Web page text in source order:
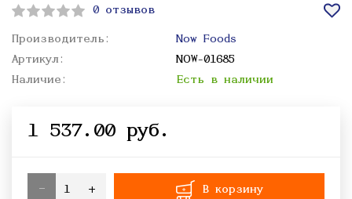
0 отзывов
Производитель:
Now Foods
Артикул:
NOW-01685
Наличие:
Есть в наличии
1 537.00 руб.
- + В корзину